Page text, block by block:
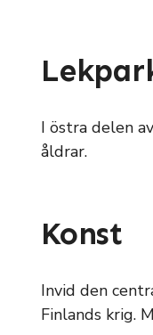
I östra delen
åldrar.
Konst
Invid den
Finlands krig.